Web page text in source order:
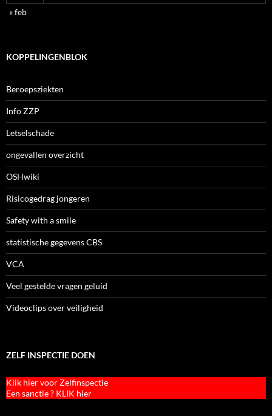
« feb
KOPPELINGENBLOK
Beroepsziekten
Info ZZP
Letselschade
ongevallen overzicht
OSHwiki
Risicogedrag jongeren
Safety with a smile
statistische gegevens CBS
VCA
Veel gestelde vragen geluid
Videoclips over veiligheid
ZELF INSPECTIE DOEN
Klik hier voor Zelfinspectie
Een sanctie ? KLIK hier